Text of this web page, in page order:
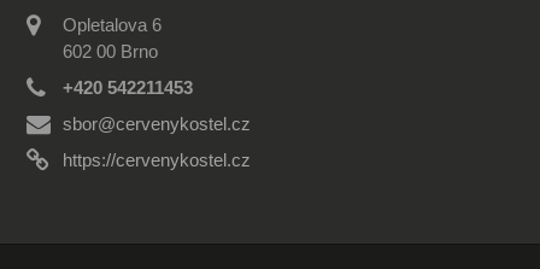
Opletalova 6
602 00 Brno
+420 542211453
sbor@cervenykostel.cz
https://cervenykostel.cz